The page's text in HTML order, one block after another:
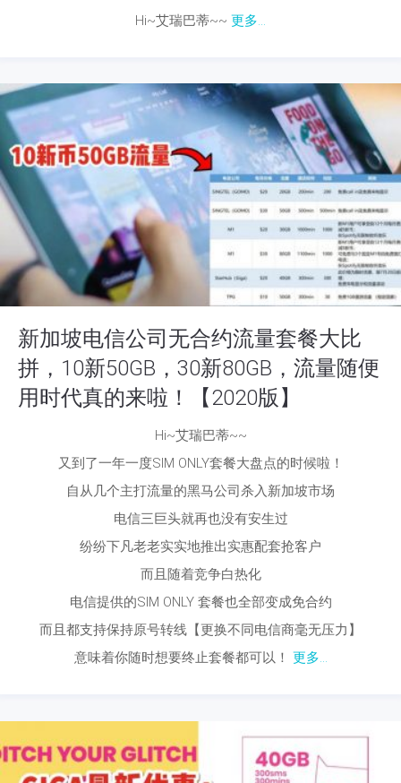
Hi~艾瑞巴蒂~~ 更多...
新加坡电信公司无合约流量套餐大比
拼，10新50GB，30新80GB，流量随便
用时代真的来啦！【2020版】
Hi~艾瑞巴蒂~~
又到了一年一度SIM ONLY套餐大盘点的时候啦！
自从几个主打流量的黑马公司杀入新加坡市场
电信三巨头就再也没有安生过
纷纷下凡老老实实地推出实惠配套抢客户
而且随着竞争白热化
电信提供的SIM ONLY 套餐也全部变成免合约
而且都支持保持原号转线【更换不同电信商毫无压力】
意味着你随时想要终止套餐都可以！ 更多...